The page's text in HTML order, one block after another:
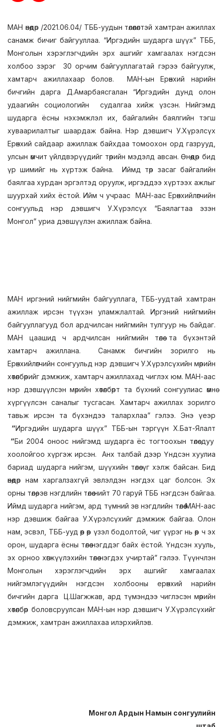
МАН өнөөдөр /2021.06.04/ ТББ-уудын төлөөлөлтэй хамтран ажиллах
санамж бичиг байгууллаа. “Иргэдийн шударга шүүх” ТББ,
Монголын хэрэглэгчдийн эрх ашгийг хамгаалах нэгдсэн
холбоо зэрэг 30 орчим байгууллагатай гэрээ байгуулж,
хамтарч ажиллахаар болов. МАН-ын Ерөнхий нарийн
бичгийн дарга Д.Амарбаясгалан “Иргэдийн дунд олон
удаагийн социологийн судалгаа хийж үзсэн. Нийгэмд
шударга ёсны нэхэмжлэл их, байгалийн баялгийн тэгш
хуваарилалтыг шаардаж байна. Нэр дэвшигч У.Хүрэлсүх
Ерөнхий сайдаар ажиллаж байхдаа томоохон орд газрууд,
улсын өмчит үйлдвэрүүдийг төрийн мэдэлд авсан. Өнөөдөр бид
үр шимийг нь хүртэж байна. Иймд төр засаг байгалийн
баялгаа хурдан эргэлтэд оруулж, иргэддээ хүртээх ажлыг
шуурхай хийх ёстой. Ийм ч учраас МАН-аас Ерөнхийлөгчийн
сонгуульд нэр дэвшигч У.Хүрэлсүх “Баялагтаа эзэн
Монгол” уриа дэвшүүлэн ажиллаж байна.
МАН иргэний нийгмийн байгууллага, ТББ-уудтай хамтран
ажиллаж ирсэн түүхэн уламжлалтай. Иргэний нийгмийн
байгууллагууд бол ардчилсан нийгмийн тулгуур нь байдаг.
МАН цаашид ч ардчилсан нийгмийн төлөө та бүхэнтэй
хамтарч ажиллана. Санамж бичгийн зорилго нь
Ерөнхийлөгчийн сонгуульд нэр дэвшигч У.Хүрэлсүхийн мөрийн
хөтөлбөрийг дэмжиж, хамтарч ажиллахад чиглэх юм. МАН-аас
нэр дэвшүүлсэн мөрийн хөтөлбөрт та бүхний сонгуулиас өмнө
хүргүүлсэн саналыг тусгасан. Хамтарч ажиллах зорилго
тавьж ирсэн та бүхэндээ талархлаа” гэлээ. Энэ үеэр
“Иргэдийн шударга шүүх” ТББ-ын тэргүүн Х.Бат-Ялалт
“Би 2004 оноос нийгэмд шударга ёс тогтоохын төлөө дуу
хоолойгоо хүргэж ирсэн. Анх талбай дээр Үндсэн хуулиа
бариад шударга нийгэм, шүүхийн төлөө үг хэлж байсан. Бид
өнөөдөр нам харгалзахгүй эвлэлдэн нэгдэх цаг болсон. Эх
орны төлөө, эв нэгдлийн төлөө нийт 70 гаруй ТББ нэгдсэн байгаа.
Иймд шударга нийгэм, ард түмний эв нэгдлийн төлөө МАН-аас
нэр дэвшиж байгаа У.Хүрэлсүхийг дэмжиж байгаа. Олон
нам, эсвэл, ТББ-ууд өөр өөр үзэл бодолтой, чиг үүрэг нь өөр ч эх
орон, шударга ёсны төлөө нэгддэг байх ёстой. Үндсэн хууль,
эх орноо хөгжүүлэхийн төлөө нэгдэх учиртай” гэлээ. Түүнчлэн
Монголын хэрэглэгчдийн эрх ашгийг хамгаалах
нийгэмлэгүүдийн нэгдсэн холбооны ерөнхий нарийн
бичгийн дарга Ц.Шагжжав, ард түмэндээ чиглэсэн мөрийн
хөтөлбөр боловсруулсан МАН-ын нэр дэвшигч У.Хүрэлсүхийг
дэмжиж, хамтран ажиллахаа илэрхийлэв.
Монгол Ардын Намын сонгуулийн